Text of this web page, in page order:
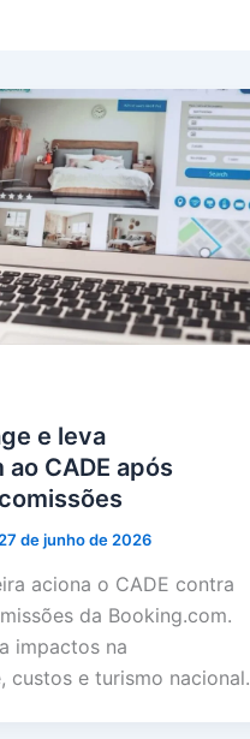
e leva
CADE após
27 de junho de 2026
aciona o CADE contra
da Booking.com.
impactos na
custos e turismo nacional.